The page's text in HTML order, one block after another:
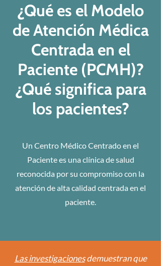
¿Qué es el Modelo
de Atención Médica
Centrada en el
Paciente (PCMH)?
¿Qué significa para
los pacientes?
Un Centro Médico Centrado en el
Paciente es una clínica de salud
reconocida por su compromiso con la
atención de alta calidad centrada en el
paciente.
Las investigacionesdemuestran que